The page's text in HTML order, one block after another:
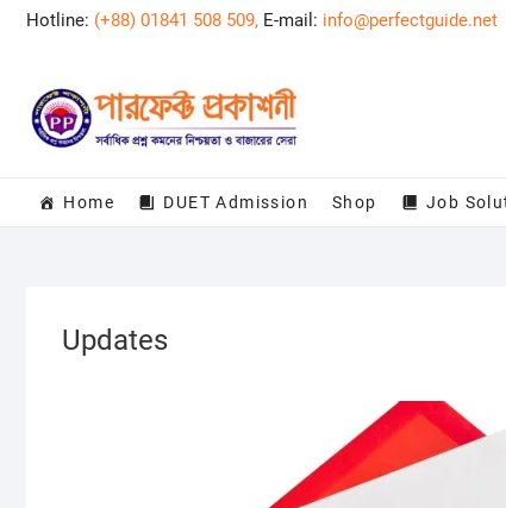
SkipHotline: (+88) 01841 508 509, E-mail: info@perfectguide.net
Home DUET Admission Shop Job
Updates